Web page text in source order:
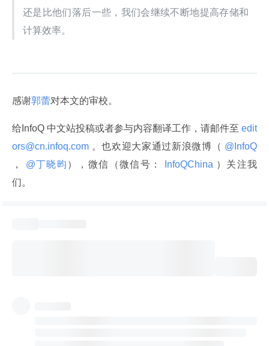
还是比他们落后一些，我们会继续不断地提高存储和
计算效率。
感谢郭蕾对本文的审校。
给InfoQ 中文站投稿或者参与内容翻译工作，请邮件至 edit
ors@cn.infoq.com 。也欢迎大家通过新浪微博（
，
@丁晓昀 ），微信（微信号： InfoQChina ）关注我
们。